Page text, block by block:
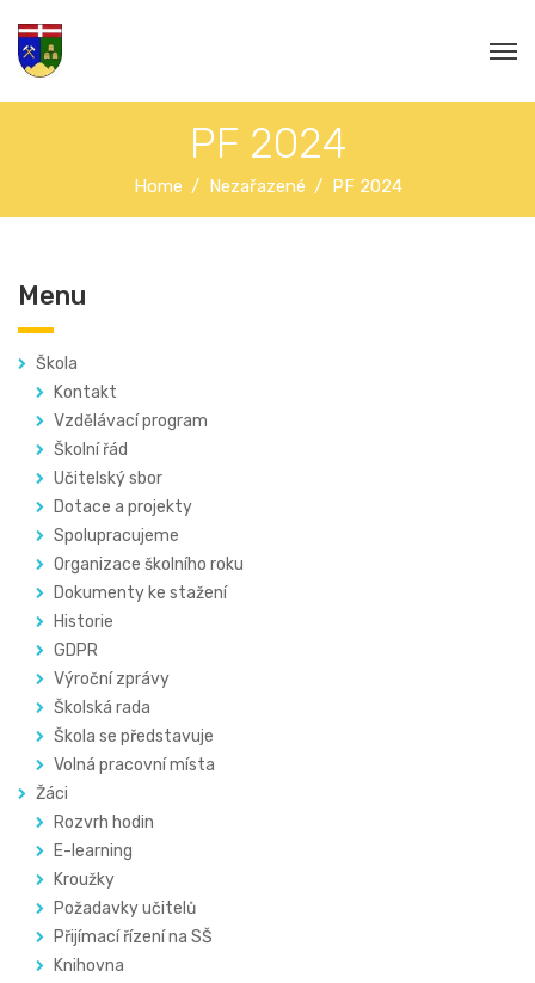
PF 2024
Home Nezařazené PF 2024
Menu
Škola
Kontakt
Vzdělávací program
Školní řád
Učitelský sbor
Dotace a projekty
Spolupracujeme
Organizace školního roku
Dokumenty ke stažení
Historie
GDPR
Výroční zprávy
Školská rada
Škola se představuje
Volná pracovní místa
Žáci
Rozvrh hodin
E-learning
Kroužky
Požadavky učitelů
Přijímací řízení na SŠ
Knihovna